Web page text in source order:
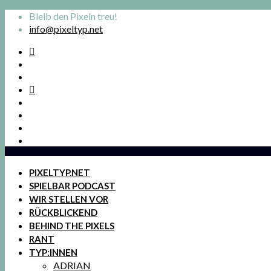
Bleib den Pixeln treu!
info@pixeltyp.net
PIXELTYP.NET
SPIELBAR PODCAST
WIR STELLEN VOR
RÜCKBLICKEND
BEHIND THE PIXELS
RANT
TYP:INNEN
ADRIAN